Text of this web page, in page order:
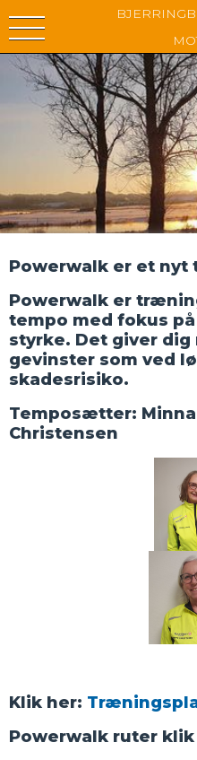
Powerwalk er et nyt
Powerwalk er
tempo med fokus
styrke. Det giver dig
gevinster som ved
skadesrisiko.
Temposætter:
Christensen
Klik her:
Powerwalk ruter klik